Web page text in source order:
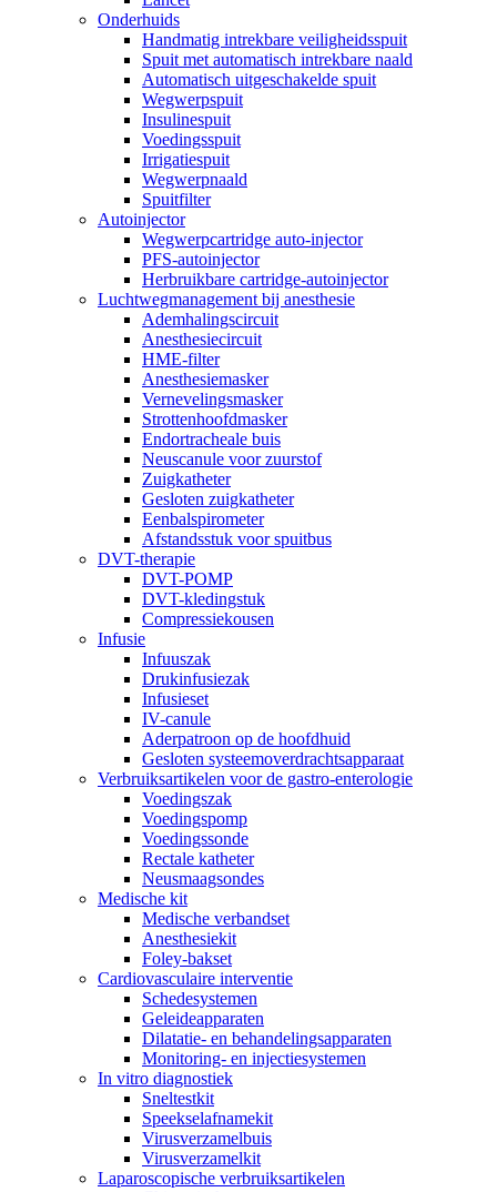
Onderhuids
Handmatig intrekbare veiligheidsspuit
Spuit met automatisch intrekbare naald
Automatisch uitgeschakelde spuit
Wegwerpspuit
Insulinespuit
Voedingsspuit
Irrigatiespuit
Wegwerpnaald
Spuitfilter
Autoinjector
Wegwerpcartridge auto-injector
PFS-autoinjector
Herbruikbare cartridge-autoinjector
Luchtwegmanagement bij anesthesie
Ademhalingscircuit
Anesthesiecircuit
HME-filter
Anesthesiemasker
Vernevelingsmasker
Strottenhoofdmasker
Endortracheale buis
Neuscanule voor zuurstof
Zuigkatheter
Gesloten zuigkatheter
Eenbalspirometer
Afstandsstuk voor spuitbus
DVT-therapie
DVT-POMP
DVT-kledingstuk
Compressiekousen
Infusie
Infuuszak
Drukinfusiezak
Infusieset
IV-canule
Aderpatroon op de hoofdhuid
Gesloten systeemoverdrachtsapparaat
Verbruiksartikelen voor de gastro-enterologie
Voedingszak
Voedingspomp
Voedingssonde
Rectale katheter
Neusmaagsondes
Medische kit
Medische verbandset
Anesthesiekit
Foley-bakset
Cardiovasculaire interventie
Schedesystemen
Geleideapparaten
Dilatatie- en behandelingsapparaten
Monitoring- en injectiesystemen
In vitro diagnostiek
Sneltestkit
Speekselafnamekit
Virusverzamelbuis
Virusverzamelkit
Laparoscopische verbruiksartikelen